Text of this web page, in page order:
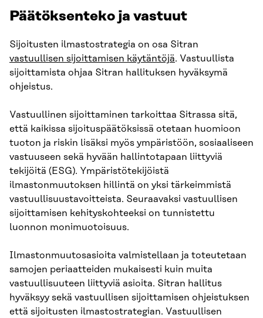
Päätöksenteko ja vastuut
Sijoitusten ilmastostrategia on osa Sitran
vastuullisen sijoittamisen käytäntöjä. Vastuullista
sijoittamista ohjaa Sitran hallituksen hyväksymä
ohjeistus.
Vastuullinen sijoittaminen tarkoittaa Sitrassa sitä,
että kaikissa sijoituspäätöksissä otetaan huomioon
tuoton ja riskin lisäksi myös ympäristöön, sosiaaliseen
vastuuseen sekä hyvään hallintotapaan liittyviä
tekijöitä (ESG). Ympäristötekijöistä
ilmastonmuutoksen hillintä on yksi tärkeimmistä
vastuullisuustavoitteista. Seuraavaksi vastuullisen
sijoittamisen kehityskohteeksi on tunnistettu
luonnon monimuotoisuus.
Ilmastonmuutosasioita valmistellaan ja toteutetaan
samojen periaatteiden mukaisesti kuin muita
vastuullisuuteen liittyviä asioita. Sitran hallitus
hyväksyy sekä vastuullisen sijoittamisen ohjeistuksen
että sijoitusten ilmastostrategian. Vastuullisen